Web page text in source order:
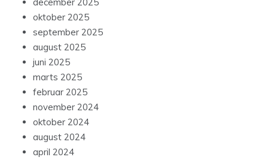
oktober 2025
september 2025
august 2025
juni 2025
marts 2025
februar 2025
november 2024
oktober 2024
august 2024
april 2024